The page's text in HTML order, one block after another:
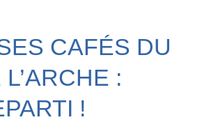
CAFÉS DU
:
!